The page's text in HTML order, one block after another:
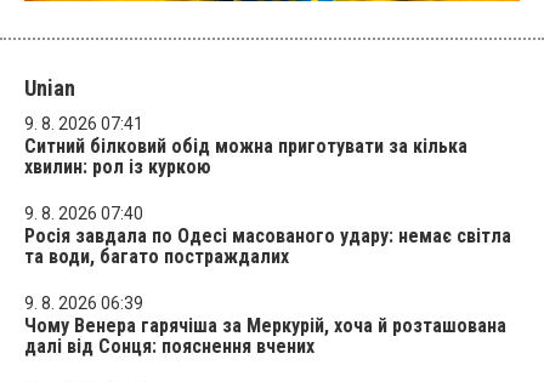
Unian
9. 8. 2026 07:41
Ситний білковий обід можна приготувати за кілька
хвилин: рол із куркою
9. 8. 2026 07:40
Росія завдала по Одесі масованого удару: немає світла
та води, багато постраждалих
9. 8. 2026 06:39
Чому Венера гарячіша за Меркурій, хоча й розташована
далі від Сонця: пояснення вчених